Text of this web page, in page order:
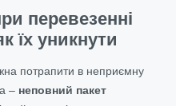
перевезенні
їх уникнути
потрапити в неприємну
– неповний пакет